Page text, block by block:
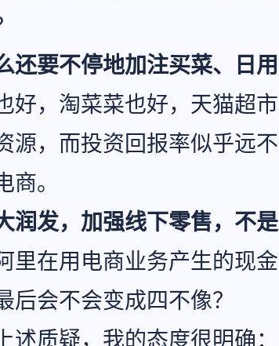
还要不停地加注买菜、日
好，淘菜菜也好，天猫超
源，而投资回报率似乎远
商。
润发，加强线下零售，不
里在用电商业务产生的现
后会不会变成四不像？
述质疑，我的态度很明确